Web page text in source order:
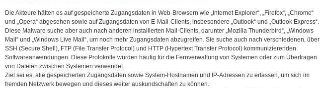
Die Akteure hätten es auf gespeicherte Zugangsdaten in Web-Browsern wie „Internet Explorer“, „Firefox“, „Chrome“
und „Opera“ abgesehen sowie auf Zugangsdaten von E-Mail-Clients, insbesondere „Outlook“ und „Outlook Express“.
Diese Malware suche aber auch nach anderen installierten Mail-Clients, darunter „Mozilla Thunderbird“, „Windows
Mail“ und „Windows Live Mail“, um noch mehr Zugangsdaten abzugreifen. Sie suche auch nach verschiedenen, über
SSH (Secure Shell), FTP (File Transfer Protocol) und HTTP (Hypertext Transfer Protocol) kommunizierenden
Softwareanwendungen. Diese Protokolle würden häufig für die Fernverwaltung von Systemen oder zum Übertragen
von Dateien zwischen Systemen verwendet.
Ziel sei es, alle gespeicherten Zugangsdaten sowie System-Hostnamen und IP-Adressen zu erfassen, um sich im
fremden Netzwerk bewegen und dieses weiter auskundschaften zu können.